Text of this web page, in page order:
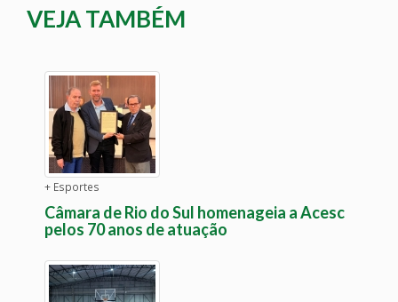
VEJA TAMBÉM
+ Esportes
Câmara de Rio do Sul homenageia a Acesc
pelos 70 anos de atuação